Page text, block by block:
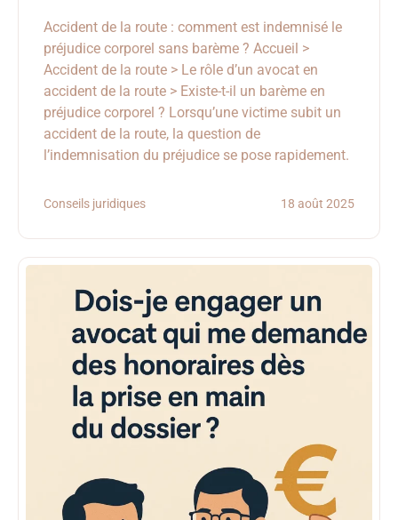
Accident de la route : comment est indemnisé le
préjudice corporel sans barème ? Accueil >
Accident de la route > Le rôle d’un avocat en
accident de la route > Existe-t-il un barème en
préjudice corporel ? Lorsqu’une victime subit un
accident de la route, la question de
l’indemnisation du préjudice se pose rapidement.
Conseils juridiques 18 août 2025